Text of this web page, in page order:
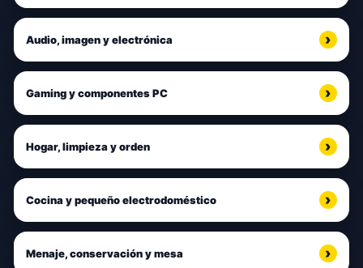
Audio, imagen y electrónica
Gaming y componentes PC
Hogar, limpieza y orden
Cocina y pequeño electrodoméstico
Menaje, conservación y mesa